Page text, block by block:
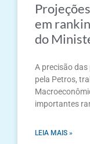
em
do
A precisão
pela Petros,
importantes
LEIA MAIS »